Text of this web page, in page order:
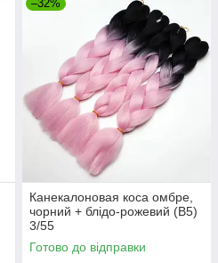
–32%
Канекалоновая коса омбре,
чорний + блідо-рожевий (B5)
3/55
Готово до відправки